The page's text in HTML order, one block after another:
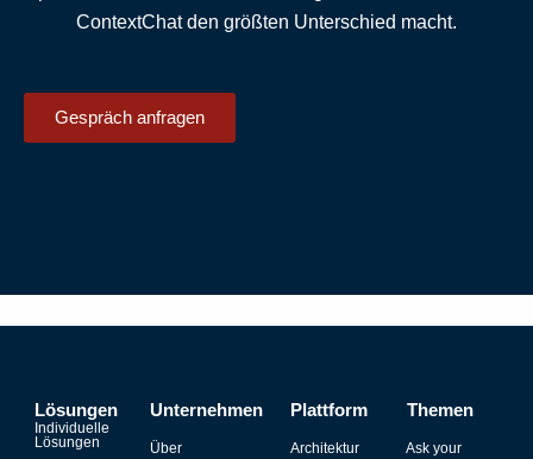
ContextChat den größten Unterschied macht.
Gespräch anfragen
Lösungen
Individuelle
Lösungen
Unternehmen
Über
Plattform
Architektur
Themen
Ask your